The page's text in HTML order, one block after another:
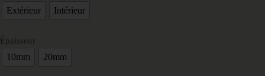
Extérieur Intérieur
Épaisseur
10mm 20mm